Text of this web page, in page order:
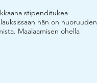
stipenditukea
hän on nuoruuden
Maalaamisen ohella